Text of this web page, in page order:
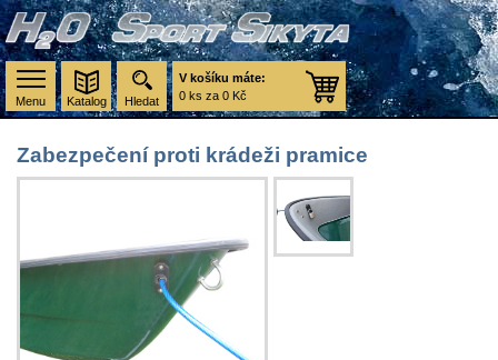
Menu
V košíku máte:
0 ks za 0 Kč
Hledat
Zabezpečení proti krádeži pramice
Katalog